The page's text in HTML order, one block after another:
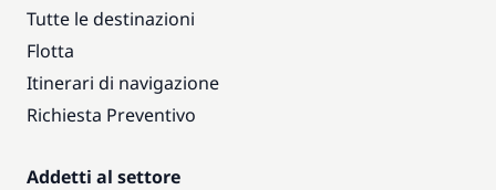
Tutte le destinazioni
Flotta
Itinerari di navigazione
Richiesta Preventivo
Addetti al settore